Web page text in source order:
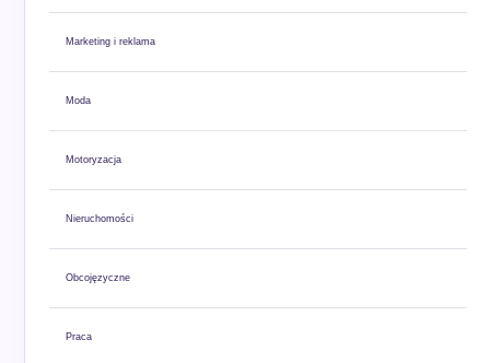
Marketing i reklama
Moda
Motoryzacja
Nieruchomości
Obcojęzyczne
Praca